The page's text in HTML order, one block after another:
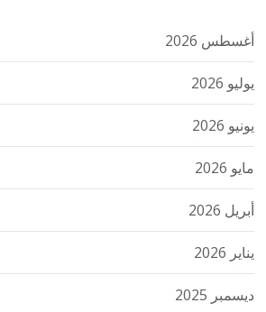
أغسطس 2026
يوليو 2026
يونيو 2026
مايو 2026
أبريل 2026
يناير 2026
ديسمبر 2025